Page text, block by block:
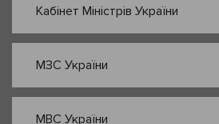
Кабінет Міністрів України
МЗС України
МВС України